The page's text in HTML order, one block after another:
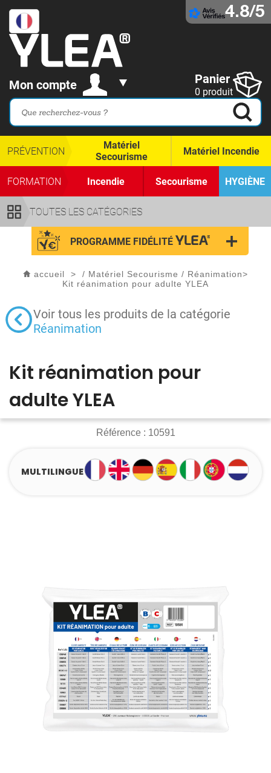
4.8/5
Mon compte Panier
0 produit
TOUTES LES CATÉGORIES
PRÉVENTION
Matériel
Secourisme
Matériel Incendie
FORMATION Incendie Secourisme HYGIÈNE
PROGRAMME FIDÉLITÉ
accueil > / Matériel Secourisme / Réanimation>
Kit réanimation pour adulte YLEA
Voir tous les produits de la catégorie
Réanimation
Kit réanimation pour
adulte YLEA
Référence : 10591
MULTILINGUE